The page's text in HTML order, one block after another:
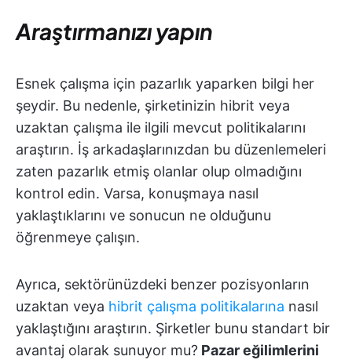
Araştırmanızı yapın
Esnek çalışma için pazarlık yaparken bilgi her
şeydir. Bu nedenle, şirketinizin hibrit veya
uzaktan çalışma ile ilgili mevcut politikalarını
araştırın. İş arkadaşlarınızdan bu düzenlemeleri
zaten pazarlık etmiş olanlar olup olmadığını
kontrol edin. Varsa, konuşmaya nasıl
yaklaştıklarını ve sonucun ne olduğunu
öğrenmeye çalışın.
Ayrıca, sektörünüzdeki benzer pozisyonların
uzaktan veya hibrit çalışma politikalarına nasıl
yaklaştığını araştırın. Şirketler bunu standart bir
avantaj olarak sunuyor mu? Pazar eğilimlerini